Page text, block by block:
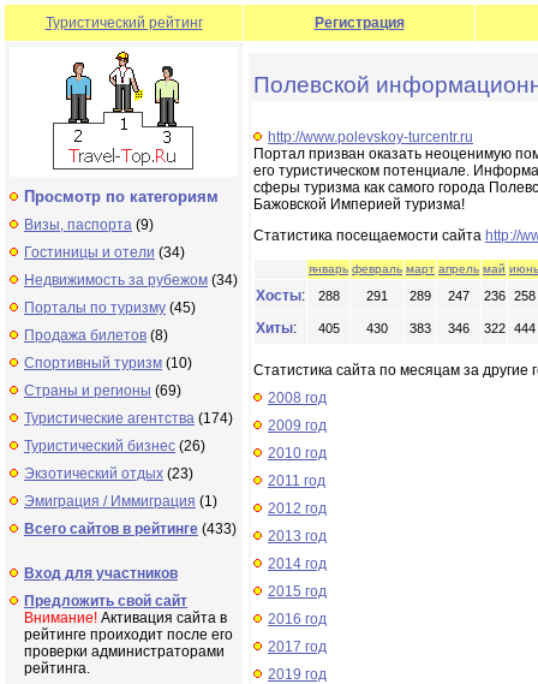
Туристический рейтинг Регистрация
Просмотр по категориям
Визы, паспорта (9)
Гостиницы и отели (34)
Недвижимость за рубежом (34)
Порталы по туризму (45)
Продажа билетов (8)
Спортивный туризм (10)
Страны и регионы (69)
Туристические агентства (174)
Туристический бизнес (26)
Экзотический отдых (23)
Эмиграция / Иммиграция (1)
Всего сайтов в рейтинге (433)
Вход для участников
Предложить свой сайт
Внимание! Активация сайта в
рейтинге проиходит после его
проверки администраторами
рейтинга.
Полевской
http://www.polevskoy-turcentr.ru
Портал призван оказать неоценимую
его туристическом потенциале.
сферы туризма как самого города
Бажовской Империей туризма!
Статистика посещаемости сайта http://
январь февраль март апрель май июнь
Хосты: 288 291 289 247 236 258
Хиты: 405 430 383 346 322 444
Статистика сайта по месяцам за другие
2008 год
2009 год
2010 год
2011 год
2012 год
2013 год
2014 год
2015 год
2016 год
2017 год
2019 год